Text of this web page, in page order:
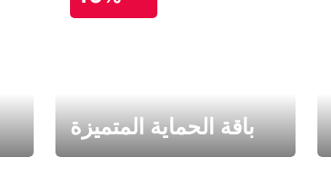
باقة الحماية المتميزة